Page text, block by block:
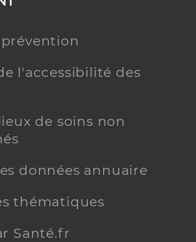
l'accessibilité des
de soins non
données annuaire
thématiques
Santé.fr